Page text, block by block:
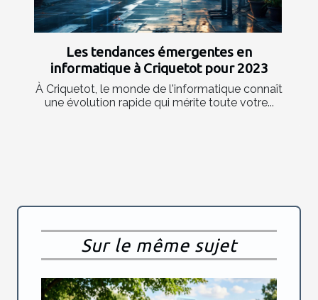
Les tendances émergentes en
informatique à Criquetot pour 2023
À Criquetot, le monde de l'informatique connaît
une évolution rapide qui mérite toute votre...
Sur le même sujet